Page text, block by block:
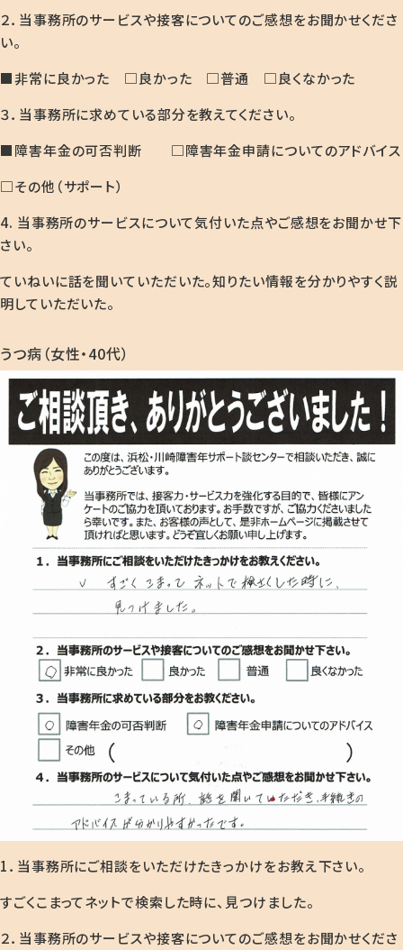
２．当事務所のサービスや接客についてのご感想をお聞かせくださ
い。
■非常に良かった □良かった □普通 □良くなかった
３．当事務所に求めている部分を教えてください。
■障害年金の可否判断 □障害年金申請についてのアドバイス
□その他（サポート）
4. 当事務所のサービスについて気付いた点やご感想をお聞かせ下
さい。
ていねいに話を聞いていただいた。知りたい情報を分かりやすく説
明していただいた。
うつ病（女性・40代）
1．当事務所にご相談をいただけたきっかけをお教え下さい。
すごくこまってネットで検索した時に、見つけました。
２．当事務所のサービスや接客についてのご感想をお聞かせくださ